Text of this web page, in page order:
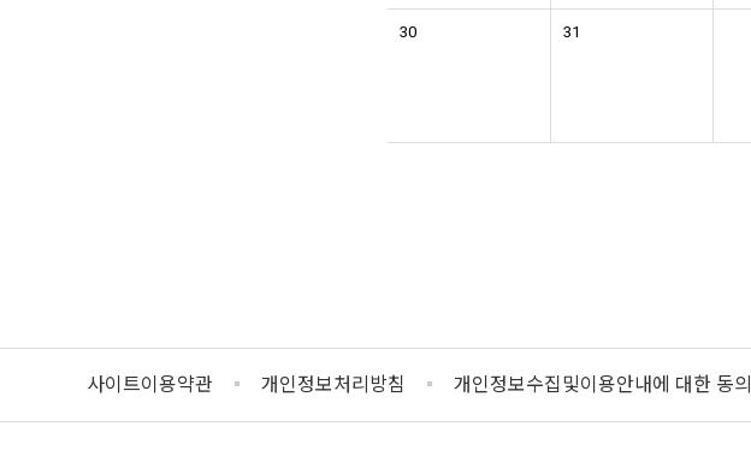
30 31
사이트이용약관 개인정보처리방침 개인정보수집및이용안내에 대한 동의